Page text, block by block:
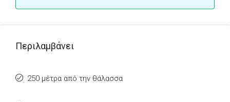
Περιλαμβάνει
250 μέτρα από την θάλασσα